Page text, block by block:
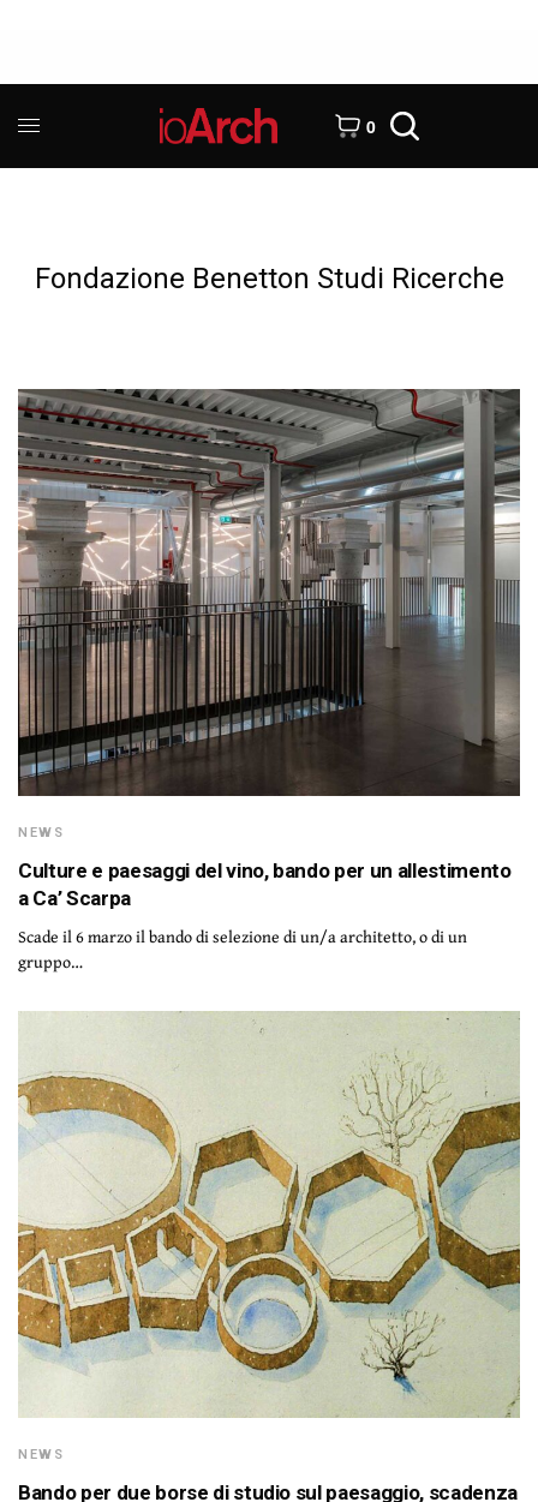
0
Fondazione Benetton Studi Ricerche
NEWS
Culture e paesaggi del vino, bando per un allestimento
a Ca’ Scarpa
Scade il 6 marzo il bando di selezione di un/a architetto, o di un
gruppo…
NEWS
Bando per due borse di studio sul paesaggio, scadenza